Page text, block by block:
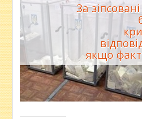
За
якщо